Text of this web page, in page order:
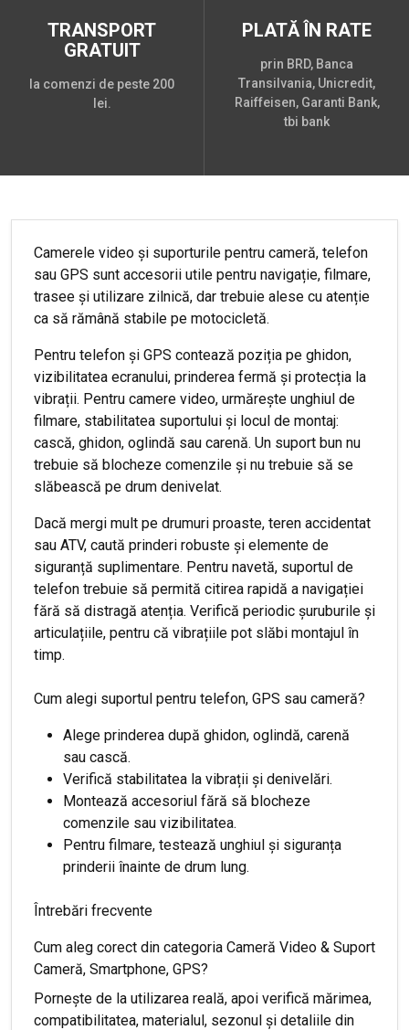
TRANSPORT
GRATUIT
la comenzi de peste 200
lei.
PLATĂ ÎN RATE
prin BRD, Banca
Transilvania, Unicredit,
Raiffeisen, Garanti Bank,
tbi bank
Camerele video și suporturile pentru cameră, telefon
sau GPS sunt accesorii utile pentru navigație, filmare,
trasee și utilizare zilnică, dar trebuie alese cu atenție
ca să rămână stabile pe motocicletă.
Pentru telefon și GPS contează poziția pe ghidon,
vizibilitatea ecranului, prinderea fermă și protecția la
vibrații. Pentru camere video, urmărește unghiul de
filmare, stabilitatea suportului și locul de montaj:
cască, ghidon, oglindă sau carenă. Un suport bun nu
trebuie să blocheze comenzile și nu trebuie să se
slăbească pe drum denivelat.
Dacă mergi mult pe drumuri proaste, teren accidentat
sau ATV, caută prinderi robuste și elemente de
siguranță suplimentare. Pentru navetă, suportul de
telefon trebuie să permită citirea rapidă a navigației
fără să distragă atenția. Verifică periodic șuruburile și
articulațiile, pentru că vibrațiile pot slăbi montajul în
timp.
Cum alegi suportul pentru telefon, GPS sau cameră?
Alege prinderea după ghidon, oglindă, carenă
sau cască.
Verifică stabilitatea la vibrații și denivelări.
Montează accesoriul fără să blocheze
comenzile sau vizibilitatea.
Pentru filmare, testează unghiul și siguranța
prinderii înainte de drum lung.
Întrebări frecvente
Cum aleg corect din categoria Cameră Video & Suport
Cameră, Smartphone, GPS?
Pornește de la utilizarea reală, apoi verifică mărimea,
compatibilitatea, materialul, sezonul și detaliile din